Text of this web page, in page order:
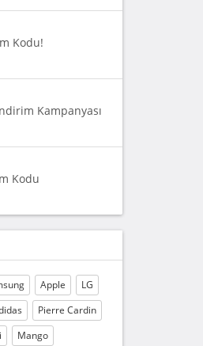
Kodu!
Kampanyası
Kodu
Apple
LG
Pierre Cardin
Mango